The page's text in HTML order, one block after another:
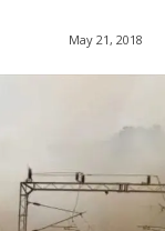
May 21, 2018